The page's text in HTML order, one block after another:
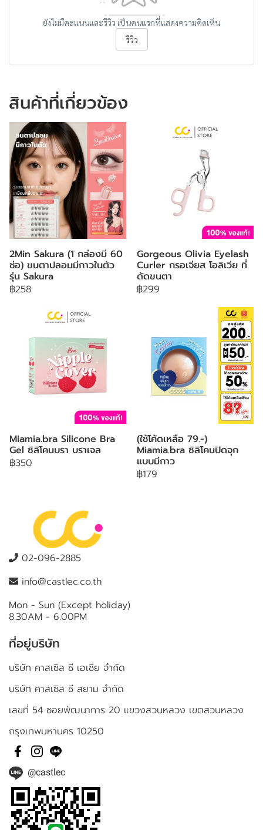
ยังไม่มีคะแนนและรีวิว เป็นคนแรกที่แสดงความคิดเห็น
รีวิว
สินค้าที่เกี่ยวข้อง
2Min Sakura (1 กล่องมี 60
ช่อ) ขนตาปลอมมีกาวในตัว
รุ่น Sakura
฿258
Gorgeous Olivia Eyelash
Curler กรอเจียส โอลิเวีย ที่
ดัดขนตา
฿299
Miamia.bra Silicone Bra
Gel ซิลิโคนบรา บราเจล
฿350
(ใช้โค้ดเหลือ 79.-)
Miamia.bra ซิลิโคนปิดจุก
แบบมีกาว
฿179
02-096-2885
info@castlec.co.th
Mon - Sun (Except holiday)
8.30AM - 6.00PM
ที่อยู่บริษัท
บริษัท คาสเซิล ซี เอเชีย จำกัด
บริษัท คาสเซิล ซี สยาม จำกัด
เลขที่ 54 ซอยพัฒนาการ 20 แขวงสวนหลวง เขตสวนหลวง
กรุงเทพมหานคร 10250
@castlec